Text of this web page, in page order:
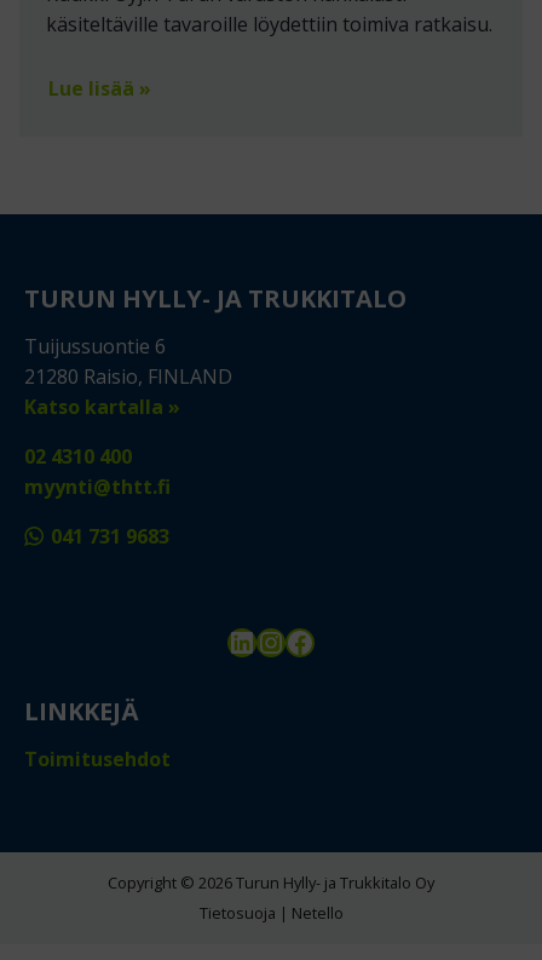
käsiteltäville tavaroille löydettiin toimiva ratkaisu.
Lue lisää »
TURUN HYLLY- JA TRUKKITALO
Tuijussuontie 6
21280 Raisio, FINLAND
Katso kartalla »
02 4310 400
myynti@thtt.fi
041 731 9683
LinkedIn
Instagram
Facebook
LINKKEJÄ
Toimitusehdot
Copyright © 2026 Turun Hylly- ja Trukkitalo Oy
Tietosuoja | Netello